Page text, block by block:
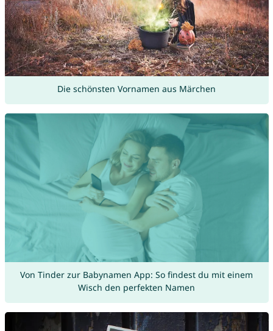
Die schönsten Vornamen aus Märchen
Von Tinder zur Babynamen App: So findest du mit einem
Wisch den perfekten Namen